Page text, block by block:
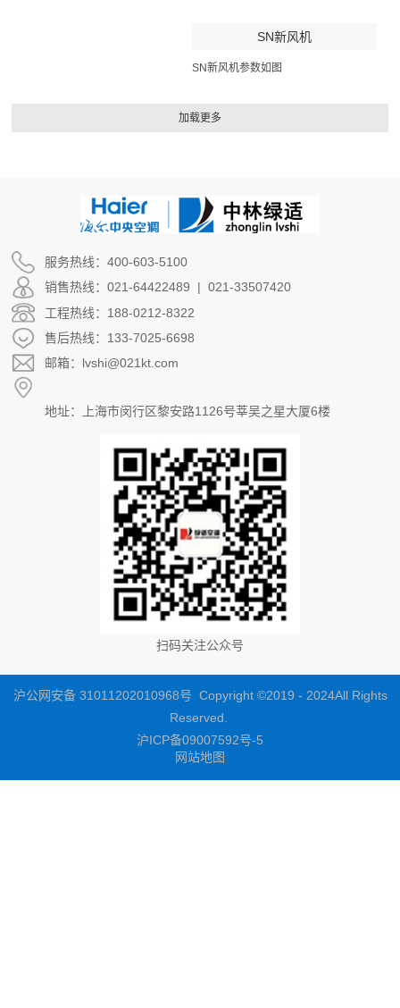
SN新风机
SN新风机参数如图
服务热线：400-603-5100
销售热线：021-64422489 | 021-33507420
工程热线：188-0212-8322
售后热线：133-7025-6698
邮箱：lvshi@021kt.com
地址：上海市闵行区黎安路1126号莘吴之星大厦6楼
扫码关注公众号
沪公网安备 31011202010968号 Copyright ©2019 - 2024All Rights
Reserved.
沪ICP备09007592号-5
网站地图